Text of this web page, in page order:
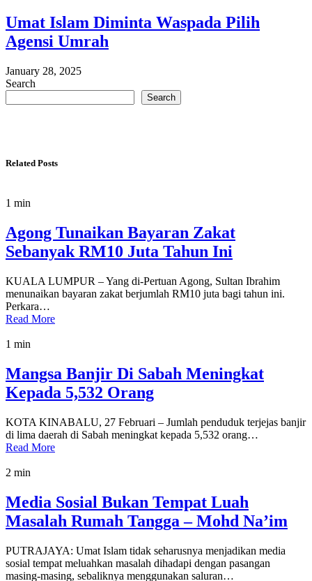
Umat Islam Diminta Waspada Pilih
Agensi Umrah
January 28, 2025
Search
Search
Related Posts
1 min
Agong Tunaikan Bayaran Zakat
Sebanyak RM10 Juta Tahun Ini
KUALA LUMPUR – Yang di-Pertuan Agong, Sultan Ibrahim
menunaikan bayaran zakat berjumlah RM10 juta bagi tahun ini.
Perkara…
Read More
1 min
Mangsa Banjir Di Sabah Meningkat
Kepada 5,532 Orang
KOTA KINABALU, 27 Februari – Jumlah penduduk terjejas banjir
di lima daerah di Sabah meningkat kepada 5,532 orang…
Read More
2 min
Media Sosial Bukan Tempat Luah
Masalah Rumah Tangga – Mohd Na’im
PUTRAJAYA: Umat Islam tidak seharusnya menjadikan media
sosial tempat meluahkan masalah dihadapi dengan pasangan
masing-masing, sebaliknya menggunakan saluran…